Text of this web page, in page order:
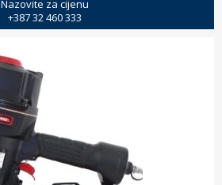
Nazovite za cijenu
+387 32 460 333